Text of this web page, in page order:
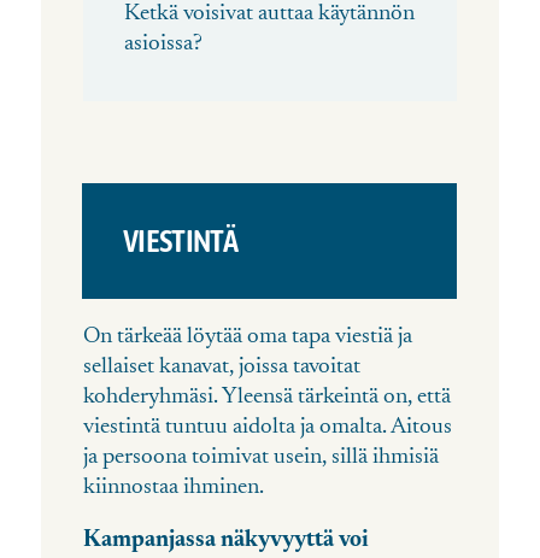
Ketkä voisivat auttaa käytännön
asioissa?
VIESTINTÄ
On tärkeää löytää oma tapa viestiä ja
sellaiset kanavat, joissa tavoitat
kohderyhmäsi. Yleensä tärkeintä on, että
viestintä tuntuu aidolta ja omalta. Aitous
ja persoona toimivat usein, sillä ihmisiä
kiinnostaa ihminen.
Kampanjassa näkyvyyttä voi